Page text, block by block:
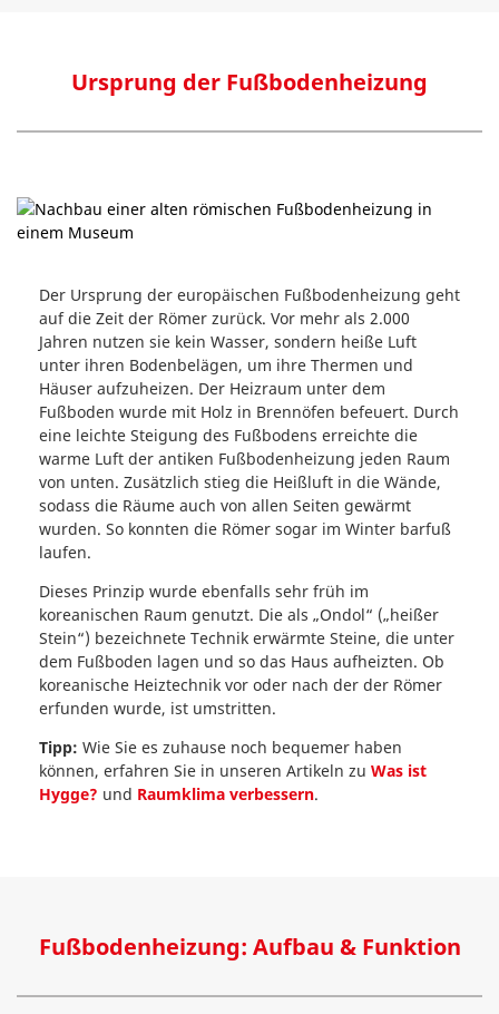
Ursprung der Fußbodenheizung
Der Ursprung der europäischen Fußbodenheizung geht
auf die Zeit der Römer zurück. Vor mehr als 2.000
Jahren nutzen sie kein Wasser, sondern heiße Luft
unter ihren Bodenbelägen, um ihre Thermen und
Häuser aufzuheizen. Der Heizraum unter dem
Fußboden wurde mit Holz in Brennöfen befeuert. Durch
eine leichte Steigung des Fußbodens erreichte die
warme Luft der antiken Fußbodenheizung jeden Raum
von unten. Zusätzlich stieg die Heißluft in die Wände,
sodass die Räume auch von allen Seiten gewärmt
wurden. So konnten die Römer sogar im Winter barfuß
laufen.
Dieses Prinzip wurde ebenfalls sehr früh im
koreanischen Raum genutzt. Die als „Ondol“ („heißer
Stein“) bezeichnete Technik erwärmte Steine, die unter
dem Fußboden lagen und so das Haus aufheizten. Ob
koreanische Heiztechnik vor oder nach der der Römer
erfunden wurde, ist umstritten.
Tipp: Wie Sie es zuhause noch bequemer haben
können, erfahren Sie in unseren Artikeln zu Was ist
Hygge? und Raumklima verbessern.
Fußbodenheizung: Aufbau & Funktion